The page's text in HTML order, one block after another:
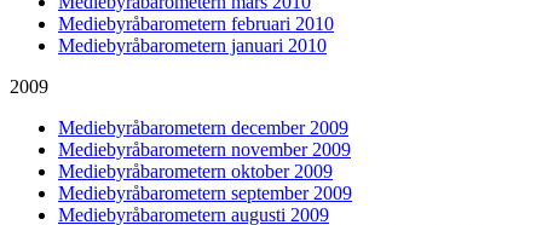
Mediebyråbarometern februari 2010
Mediebyråbarometern januari 2010
2009
Mediebyråbarometern december 2009
Mediebyråbarometern november 2009
Mediebyråbarometern oktober 2009
Mediebyråbarometern september 2009
Mediebyråbarometern augusti 2009